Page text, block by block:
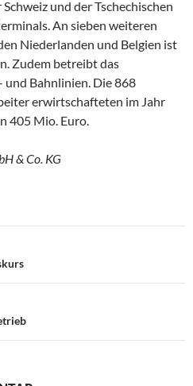
und der Tschechischen
An sieben weiteren
Niederlanden und Belgien ist
Zudem betreibt das
und Bahnlinien. Die 868
erwirtschafteten im Jahr
405 Mio. Euro.
& Co. KG